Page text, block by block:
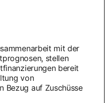
mit der
stellen
bereit
von
Bezug auf Zuschüsse